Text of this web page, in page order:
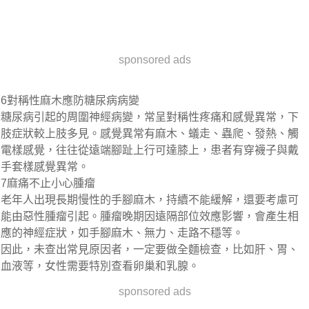
sponsored ads
6對稱性麻木應防糖尿病病變
糖尿病引起的周圍神經病變，常呈對稱性疼痛和感覺異常，下
肢症狀較上肢多見。感覺異常有麻木、蟻走、蟲爬、發熱、觸
電樣感覺，往往從遠端腳趾上行可達膝上，患者有穿襪子與戴
手套樣感覺異常。
7麻痛不止小心腫瘤
老年人出現長期慢性的手腳麻木，持續不能緩解，還要考慮可
能由惡性腫瘤引起。腫瘤晚期因遠隔部位效應影響，會產生相
應的神經症狀，如手腳麻木、無力、走路不穩等。
因此，未查出常見原因者，一定要做全麵檢查，比如肝、胃、
血液等，女性需要特別查看卵巢和乳腺。
sponsored ads